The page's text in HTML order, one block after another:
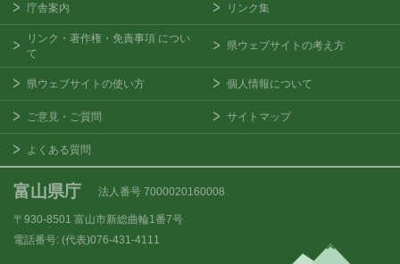
庁舎案内 リンク集
リンク・著作権・免責事項 につい
て
県ウェブサイトの考え方
県ウェブサイトの使い方 個人情報について
ご意見・ご質問 サイトマップ
よくある質問
富山県庁 法人番号 7000020160008
〒930-8501 富山市新総曲輪1番7号
電話番号: (代表)076-431-4111